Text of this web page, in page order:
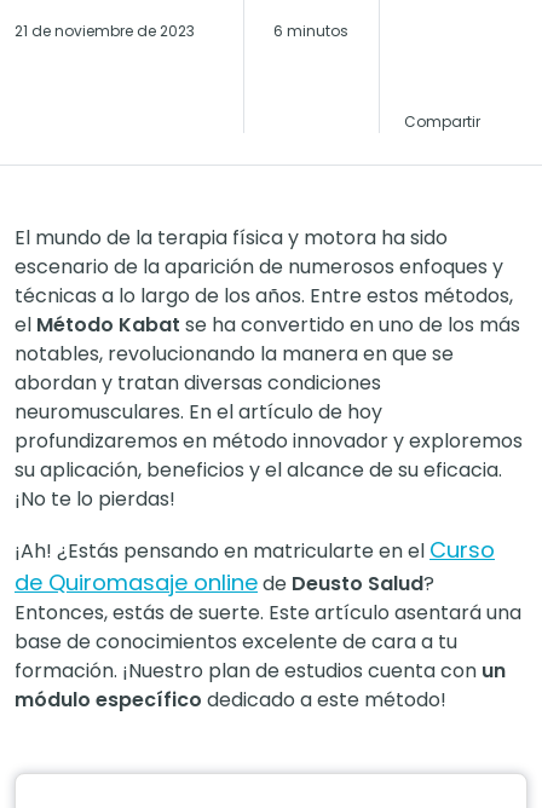
21 de noviembre de 2023 6 minutos
Compartir
El mundo de la terapia física y motora ha sido
escenario de la aparición de numerosos enfoques y
técnicas a lo largo de los años. Entre estos métodos,
el Método Kabat se ha convertido en uno de los más
notables, revolucionando la manera en que se
abordan y tratan diversas condiciones
neuromusculares. En el artículo de hoy
profundizaremos en método innovador y exploremos
su aplicación, beneficios y el alcance de su eficacia.
¡No te lo pierdas!
¡Ah! ¿Estás pensando en matricularte en el Curso
de Quiromasaje onlinede Deusto Salud?
Entonces, estás de suerte. Este artículo asentará una
base de conocimientos excelente de cara a tu
formación. ¡Nuestro plan de estudios cuenta con un
módulo específico dedicado a este método!